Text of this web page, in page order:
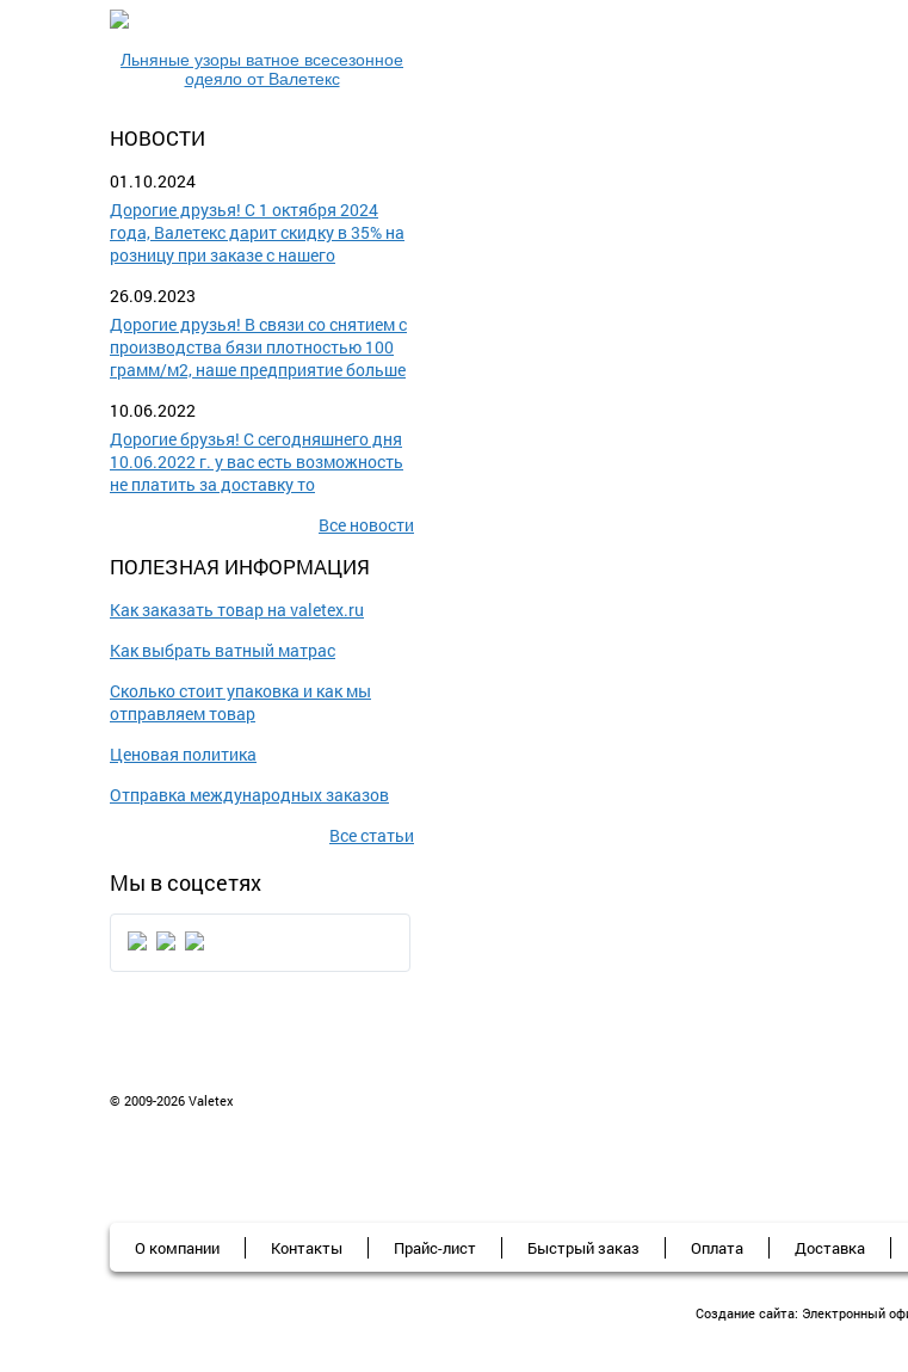
Льняные узоры ватное всесезонное
одеяло от Валетекс
НОВОСТИ
01.10.2024
Дорогие друзья! С 1 октября 2024
года, Валетекс дарит скидку в 35% на
розницу при заказе с нашего
26.09.2023
Дорогие друзья! В связи со снятием с
производства бязи плотностью 100
грамм/м2, наше предприятие больше
10.06.2022
Дорогие брузья! С сегодняшнего дня
10.06.2022 г. у вас есть возможность
не платить за доставку то
Все новости
ПОЛЕЗНАЯ ИНФОРМАЦИЯ
Как заказать товар на valetex.ru
Как выбрать ватный матрас
Сколько стоит упаковка и как мы
отправляем товар
Ценовая политика
Отправка международных заказов
Все статьи
Мы в соцсетях
О компании Контакты Прайс-лист Быстрый заказ Оплата Доставка
© 2009-2026 Valetex
Создание сайта: Электронный